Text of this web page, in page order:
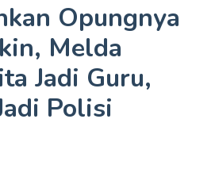
Opungnya
Melda
Jadi Guru,
Polisi